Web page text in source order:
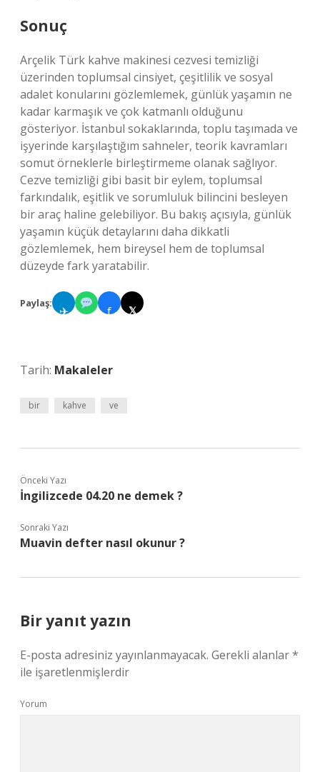
Sonuç
Arçelik Türk kahve makinesi cezvesi temizliği
üzerinden toplumsal cinsiyet, çeşitlilik ve sosyal
adalet konularını gözlemlemek, günlük yaşamın ne
kadar karmaşık ve çok katmanlı olduğunu
gösteriyor. İstanbul sokaklarında, toplu taşımada ve
işyerinde karşılaştığım sahneler, teorik kavramları
somut örneklerle birleştirmeme olanak sağlıyor.
Cezve temizliği gibi basit bir eylem, toplumsal
farkındalık, eşitlik ve sorumluluk bilincini besleyen
bir araç haline gelebiliyor. Bu bakış açısıyla, günlük
yaşamın küçük detaylarını daha dikkatli
gözlemlemek, hem bireysel hem de toplumsal
düzeyde fark yaratabilir.
Paylaş:
✈ f 𝕏
Tarih: Makaleler
bir kahve ve
Önceki Yazı
İngilizcede 04.20 ne demek ?
Sonraki Yazı
Muavin defter nasıl okunur ?
Bir yanıt yazın
E-posta adresiniz yayınlanmayacak. Gerekli alanlar*
ile işaretlenmişlerdir
Yorum